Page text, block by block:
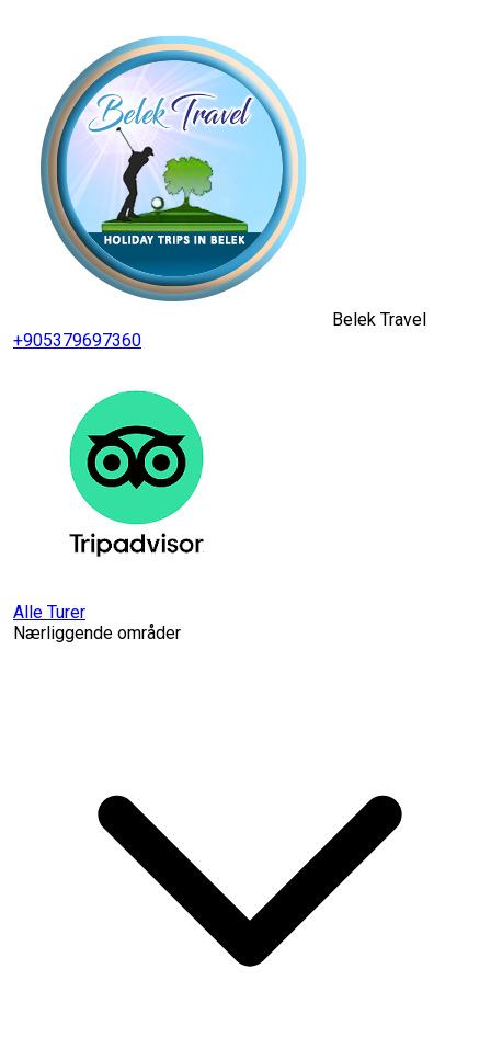
Belek Travel
+905379697360
Alle Turer
Nærliggende områder